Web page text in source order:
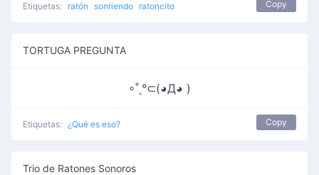
Etiquetas: ratón sonriendo ratoncito Copy
TORTUGA PREGUNTA
∘˚˳°⊂(◕Д◕ )
Etiquetas: ¿Qué es eso? Copy
Trio de Ratones Sonoros